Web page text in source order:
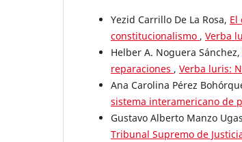
Yezid Carrillo De La Rosa, El
constitucionalismo , Verba
Helber A. Noguera Sánchez,
reparaciones , Verba luris:
Ana Carolina Pérez
sistema interamericano de
Gustavo Alberto Manzo
Tribunal Supremo de